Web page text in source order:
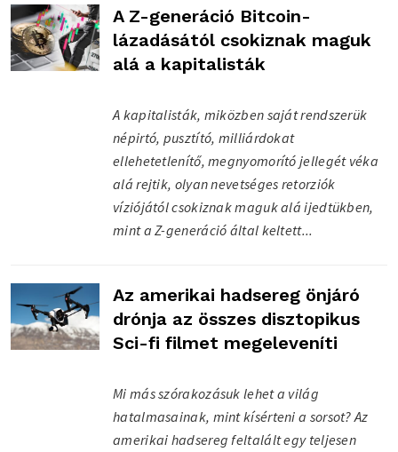
A Z-generáció Bitcoin-
lázadásától csokiznak maguk
alá a kapitalisták
A kapitalisták, miközben saját rendszerük
népirtó, pusztító, milliárdokat
ellehetetlenítő, megnyomorító jellegét véka
alá rejtik, olyan nevetséges retorziók
víziójától csokiznak maguk alá ijedtükben,
mint a Z-generáció által keltett...
Az amerikai hadsereg önjáró
drónja az összes disztopikus
Sci-fi filmet megeleveníti
Mi más szórakozásuk lehet a világ
hatalmasainak, mint kísérteni a sorsot? Az
amerikai hadsereg feltalált egy teljesen